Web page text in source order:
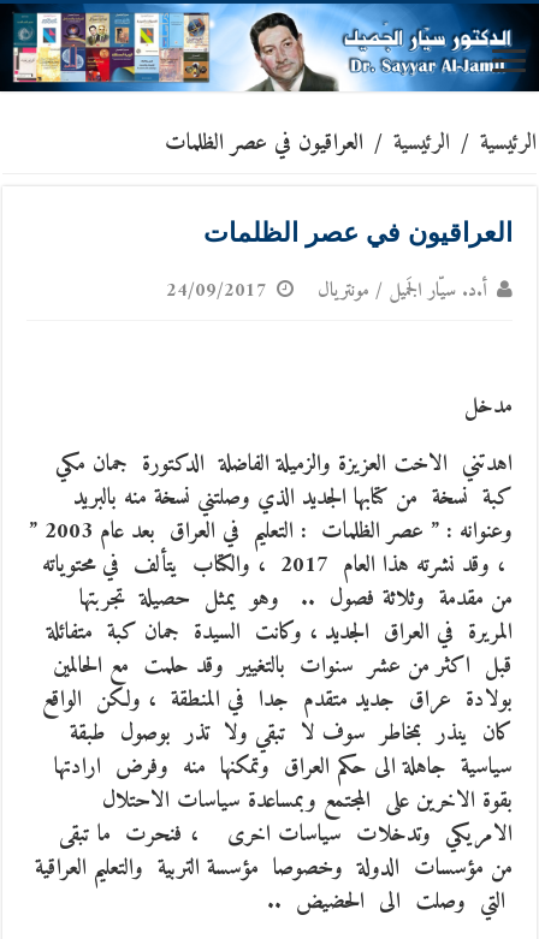
الرئيسية / الرئيسية / العراقيون في عصر الظلمات
العراقيون في عصر الظلمات
أ.د. سيّار الجَميل / مونتريال 24/09/2017
مدخل
اهدتني الاخت العزيزة والزميلة الفاضلة الدكتورة جمان مكي
كبة نسخة من كتابها الجديد الذي وصلتني نسخة منه بالبريد
وعنوانه : ” عصر الظلمات : التعليم في العراق بعد عام 2003 ”
، وقد نشرته هذا العام 2017 ، والكتاب يتألف في محتوياته
من مقدمة وثلاثة فصول .. وهو يمثل حصيلة تجربتها
المريرة في العراق الجديد ، وكانت السيدة جمان كبة متفائلة
قبل اكثر من عشر سنوات بالتغيير وقد حلمت مع الحالمين
بولادة عراق جديد متقدم جدا في المنطقة ، ولكن الواقع
كان ينذر بمخاطر سوف لا تبقي ولا تذر بوصول طبقة
سياسية جاهلة الى حكم العراق وتمكنها منه وفرض ارادتها
بقوة الاخرين على المجتمع وبمساعدة سياسات الاحتلال
الامريكي وتدخلات سياسات اخرى ، فنحرت ما تبقى
من مؤسسات الدولة وخصوصا مؤسسة التربية والتعليم العراقية
التي وصلت الى الحضيض ..